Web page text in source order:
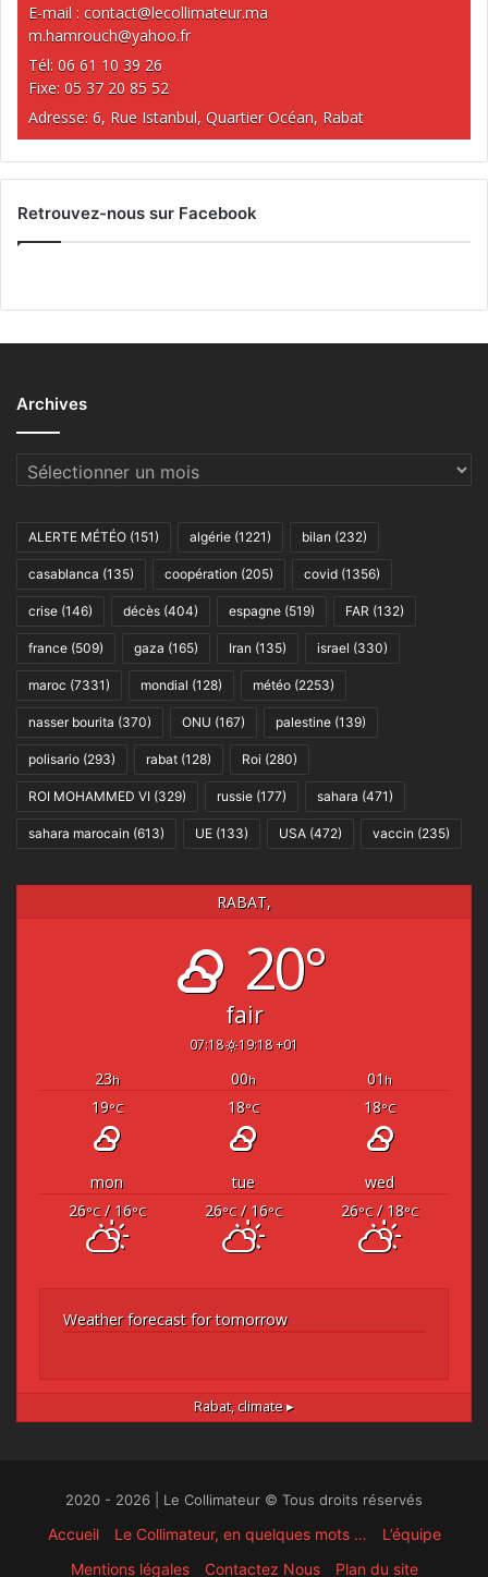
E-mail : contact@lecollimateur.ma
m.hamrouch@yahoo.fr
Tél: 06 61 10 39 26
Fixe: 05 37 20 85 52
Adresse: 6, Rue Istanbul, Quartier Océan, Rabat
Retrouvez-nous sur Facebook
Archives
Archives
ALERTE MÉTÉO (151) algérie (1221) bilan (232)
casablanca (135) coopération (205) covid (1356)
crise (146) décès (404) espagne (519) FAR (132)
france (509) gaza (165) Iran (135) israel (330)
maroc (7331) mondial (128) météo (2253)
nasser bourita (370) ONU (167) palestine (139)
polisario (293) rabat (128) Roi (280)
ROI MOHAMMED VI (329) russie (177) sahara (471)
sahara marocain (613) UE (133) USA (472) vaccin (235)
RABAT,
20°
fair
07:18 19:18 +01
23h 00h 01 h
19°C 18°C 18°C
mon tue
wed
26°C/ 16°C 26°C/ 16°C 26°C/ 18°C
Weather forecast for tomorrow
Rabat,climate ▸
2020 - 2026 | Le Collimateur © Tous droits réservés
Accueil Le Collimateur, en quelques mots …
L’équipe
Mentions légales
Contactez Nous Plan du site